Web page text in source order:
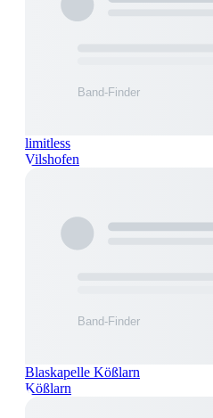
limitless
Vilshofen
Blaskapelle Kößlarn
Kößlarn